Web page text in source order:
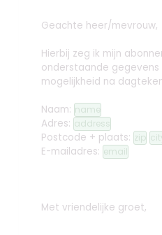
Geachte heer/mevrouw,
Hierbij zeg ik mijn
onderstaande
mogelijkheid na
Naam: name
Adres: address
Postcode + plaats: zip
E-mailadres: email
Met vriendelijke groet,